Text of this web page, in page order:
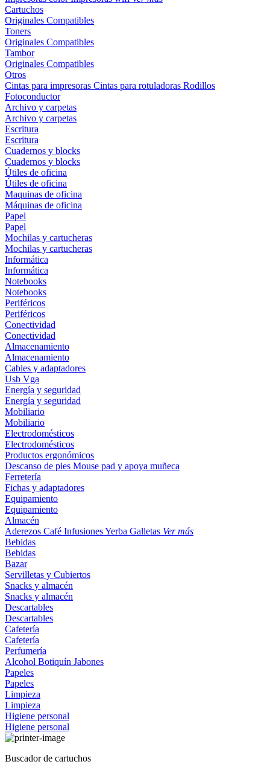
Cartuchos
Originales Compatibles
Toners
Originales Compatibles
Tambor
Originales Compatibles
Otros
Cintas para impresoras Cintas para rotuladoras Rodillos
Fotoconductor
Archivo y carpetas
Archivo y carpetas
Escritura
Escritura
Cuadernos y blocks
Cuadernos y blocks
Útiles de oficina
Útiles de oficina
Maquinas de oficina
Máquinas de oficina
Papel
Papel
Mochilas y cartucheras
Mochilas y cartucheras
Informática
Informática
Notebooks
Notebooks
Periféricos
Periféricos
Conectividad
Conectividad
Almacenamiento
Almacenamiento
Cables y adaptadores
Usb Vga
Energía y seguridad
Energía y seguridad
Mobiliario
Mobiliario
Electrodomésticos
Electrodomésticos
Productos ergonómicos
Descanso de pies Mouse pad y apoya muñeca
Ferretería
Fichas y adaptadores
Equipamiento
Equipamiento
Almacén
Aderezos Café InfusionesYerba Galletas Ver más
Bebidas
Bebidas
Bazar
Servilletas y Cubiertos
Snacks y almacén
Snacks y almacén
Descartables
Descartables
Cafetería
Cafetería
Perfumería
Alcohol Botiquín Jabones
Papeles
Papeles
Limpieza
Limpieza
Higiene personal
Higiene personal
Buscador de cartuchos